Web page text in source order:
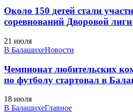
Около 150 детей стали
соревнований Дворовой
21 июля
В БалашихеНовости
Чемпионат любительских
по футболу стартовал в
18 июля
В БалашихеГлавное